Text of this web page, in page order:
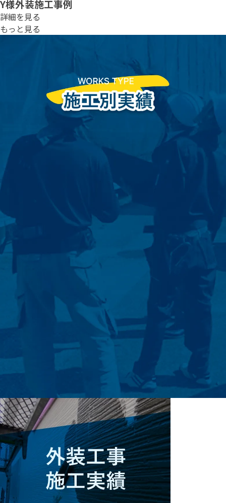
S様外装施工事例
詳細を見る
もっと見る